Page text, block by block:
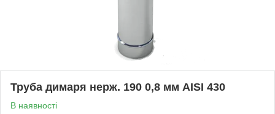
Труба димаря нерж. 190 0,8 мм AISI 430
В наявності